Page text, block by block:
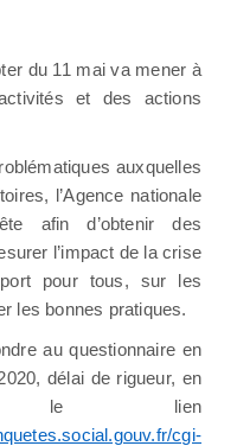
du 11 mai va mener à
et des actions
auxquelles
l’Agence nationale
afin d’obtenir des
l’impact de la crise
pour tous, sur les
les bonnes pratiques.
au questionnaire en
délai de rigueur, en
le lien
cgi-